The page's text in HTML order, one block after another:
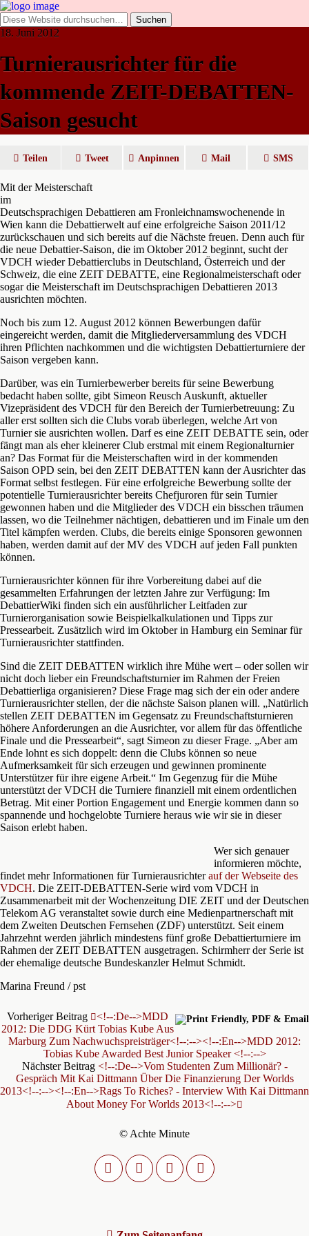
18. Juni 2012
Turnierausrichter für die
kommende ZEIT-DEBATTEN-
Saison gesucht
Teilen Tweet Anpinnen Mail SMS
Mit der Meisterschaft
im
Deutschsprachigen Debattieren am Fronleichnamswochenende in
Wien kann die Debattierwelt auf eine erfolgreiche Saison 2011/12
zurückschauen und sich bereits auf die Nächste freuen. Denn auch für
die neue Debattier-Saison, die im Oktober 2012 beginnt, sucht der
VDCH wieder Debattierclubs in Deutschland, Österreich und der
Schweiz, die eine ZEIT DEBATTE, eine Regionalmeisterschaft oder
sogar die Meisterschaft im Deutschsprachigen Debattieren 2013
ausrichten möchten.
Noch bis zum 12. August 2012 können Bewerbungen dafür
eingereicht werden, damit die Mitgliederversammlung des VDCH
ihren Pflichten nachkommen und die wichtigsten Debattierturniere der
Saison vergeben kann.
Darüber, was ein Turnierbewerber bereits für seine Bewerbung
bedacht haben sollte, gibt Simeon Reusch Auskunft, aktueller
Vizepräsident des VDCH für den Bereich der Turnierbetreuung: Zu
aller erst sollten sich die Clubs vorab überlegen, welche Art von
Turnier sie ausrichten wollen. Darf es eine ZEIT DEBATTE sein, oder
fängt man als eher kleinerer Club erstmal mit einem Regionalturnier
an? Das Format für die Meisterschaften wird in der kommenden
Saison OPD sein, bei den ZEIT DEBATTEN kann der Ausrichter das
Format selbst festlegen. Für eine erfolgreiche Bewerbung sollte der
potentielle Turnierausrichter bereits Chefjuroren für sein Turnier
gewonnen haben und die Mitglieder des VDCH ein bisschen träumen
lassen, wo die Teilnehmer nächtigen, debattieren und im Finale um den
Titel kämpfen werden. Clubs, die bereits einige Sponsoren gewonnen
haben, werden damit auf der MV des VDCH auf jeden Fall punkten
können.
Turnierausrichter können für ihre Vorbereitung dabei auf die
gesammelten Erfahrungen der letzten Jahre zur Verfügung: Im
DebattierWiki finden sich ein ausführlicher Leitfaden zur
Turnierorganisation sowie Beispielkalkulationen und Tipps zur
Pressearbeit. Zusätzlich wird im Oktober in Hamburg ein Seminar für
Turnierausrichter stattfinden.
Sind die ZEIT DEBATTEN wirklich ihre Mühe wert – oder sollen wir
nicht doch lieber ein Freundschaftsturnier im Rahmen der Freien
Debattierliga organisieren? Diese Frage mag sich der ein oder andere
Turnierausrichter stellen, der die nächste Saison planen will. „Natürlich
stellen ZEIT DEBATTEN im Gegensatz zu Freundschaftsturnieren
höhere Anforderungen an die Ausrichter, vor allem für das öffentliche
Finale und die Pressearbeit“, sagt Simeon zu dieser Frage. „Aber am
Ende lohnt es sich doppelt: denn die Clubs können so neue
Aufmerksamkeit für sich erzeugen und gewinnen prominente
Unterstützer für ihre eigene Arbeit.“ Im Gegenzug für die Mühe
unterstützt der VDCH die Turniere finanziell mit einem ordentlichen
Betrag. Mit einer Portion Engagement und Energie kommen dann so
spannende und hochgelobte Turniere heraus wie wir sie in dieser
Saison erlebt haben.
Wer sich genauer
informieren möchte,
findet mehr Informationen für Turnierausrichterauf der Webseite des
VDCH. Die ZEIT-DEBATTEN-Serie wird vom VDCH in
Zusammenarbeit mit der Wochenzeitung DIE ZEIT und der Deutschen
Telekom AG veranstaltet sowie durch eine Medienpartnerschaft mit
dem Zweiten Deutschen Fernsehen (ZDF) unterstützt. Seit einem
Jahrzehnt werden jährlich mindestens fünf große Debattierturniere im
Rahmen der ZEIT DEBATTEN ausgetragen. Schirmherr der Serie ist
der ehemalige deutsche Bundeskanzler Helmut Schmidt.
Marina Freund / pst
Vorheriger Beitrag
<!--:de-->MDD
2012: Die DDG Kürt Tobias Kube Aus
Marburg Zum Nachwuchspreisträger<!--:--><!--:en-->MDD 2012:
Tobias Kube Awarded Best Junior Speaker <!--:-->
Nächster Beitrag <!--:de-->Vom Studenten Zum Millionär? -
Gespräch Mit Kai Dittmann Über Die Finanzierung Der Worlds
2013<!--:--><!--:en-->Rags To Riches? - Interview With Kai Dittmann
About Money For Worlds 2013<!--:-->
© Achte Minute